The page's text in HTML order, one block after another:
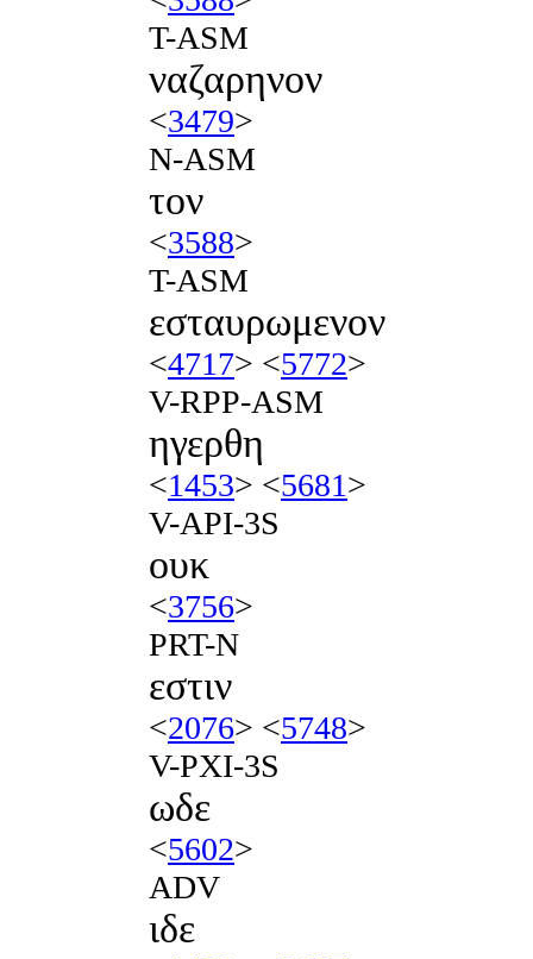
T-ASM
ναζαρηνον
<3479>
N-ASM
τον
<3588>
T-ASM
εσταυρωμενον
<4717> <5772>
V-RPP-ASM
ηγερθη
<1453> <5681>
V-API-3S
ουκ
<3756>
PRT-N
εστιν
<2076> <5748>
V-PXI-3S
ωδε
<5602>
ADV
ιδε